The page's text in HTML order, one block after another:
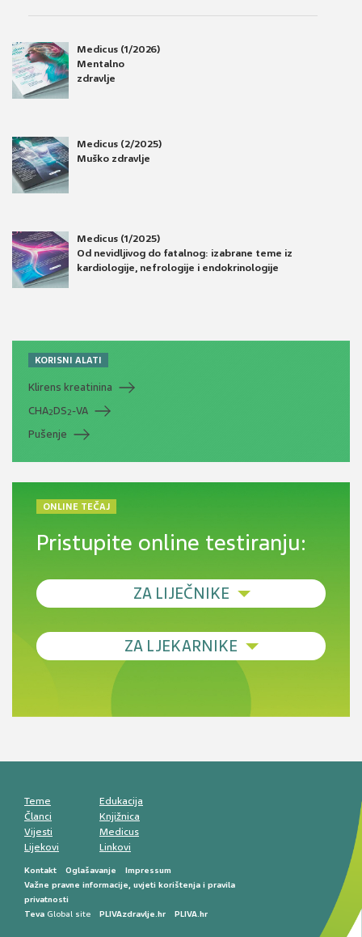
Medicus (1/2026)
Mentalno
zdravlje
Medicus (2/2025)
Muško zdravlje
Medicus (1/2025)
Od nevidljivog do fatalnog: izabrane teme iz
kardiologije, nefrologije i endokrinologije
KORISNI ALATI
Klirens kreatinina
CHA2DS2-VA
Pušenje
ONLINE TEČAJ
Pristupite online testiranju:
ZA LIJEČNIKE
Debljina - od prevencije do personalizirane
Novi pogled na migrenu: komorbiditeti, spolne
razlike i nove terapije
smetnji do rane onkološke dijagnostike
ZA LJEKARNIKE
Antikoagulansi u ljekarničkoj praksi –
Teme
Članci
Vijesti
Lijekovi
Edukacija
Knjižnica
Medicus
Linkovi
Kontakt Oglašavanje
Impressum
Važne pravne informacije, uvjeti korištenja i pravila
privatnosti
Teva Global site PLIVAzdravlje.hr PLIVA.hr